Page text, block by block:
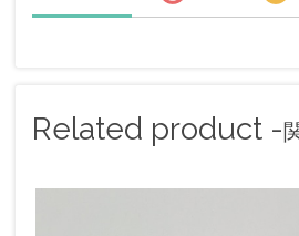
Related product -